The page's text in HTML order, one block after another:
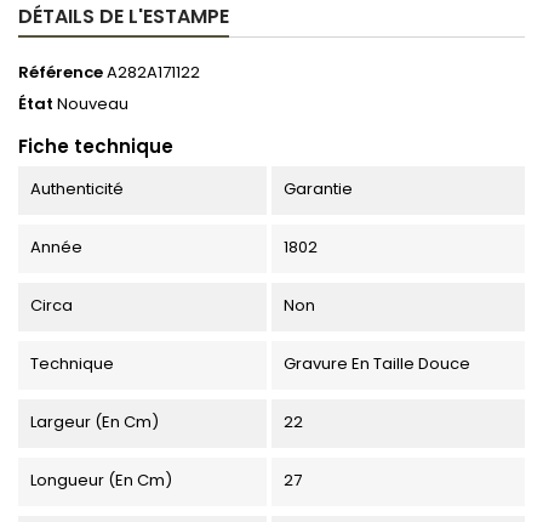
DÉTAILS DE L'ESTAMPE
RéférenceA282A171122
État Nouveau
Fiche technique
Authenticité Garantie
Année 1802
Circa Non
Technique Gravure En Taille Douce
Largeur (en Cm) 22
Longueur (en Cm) 27